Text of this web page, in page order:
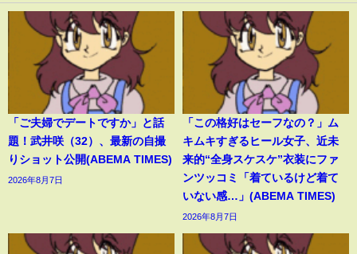
「ご夫婦でデートですか」と話
題！武井咲（32）、最新の自撮
りショット公開(ABEMA TIMES)
2026年8月7日
「この格好はセーフなの？」ム
キムキすぎるヒール女子、近未
来的“全身スケスケ”衣装にファ
ンツッコミ「着ているけど着て
いない感…」(ABEMA TIMES)
2026年8月7日